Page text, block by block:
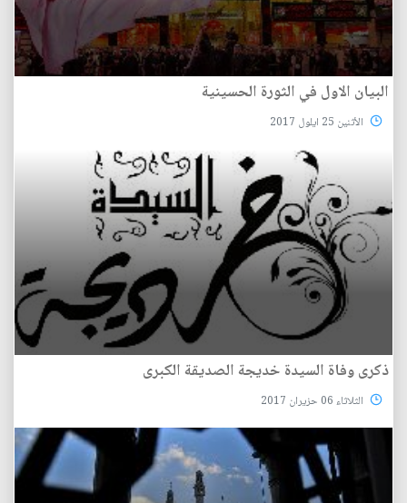
البيان الاول في الثورة الحسينية
الأثنين 25 ايلول 2017
ذكرى وفاة السيدة خديجة الصديقة الكبرى
الثلاثاء 06 حزيران 2017